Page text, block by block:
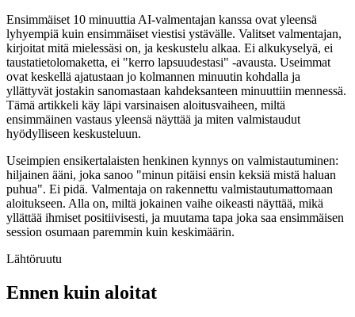
Ensimmäiset 10 minuuttia AI-valmentajan kanssa ovat yleensä
lyhyempiä kuin ensimmäiset viestisi ystävälle. Valitset valmentajan,
kirjoitat mitä mielessäsi on, ja keskustelu alkaa. Ei alkukyselyä, ei
taustatietolomaketta, ei "kerro lapsuudestasi" -avausta. Useimmat
ovat keskellä ajatustaan jo kolmannen minuutin kohdalla ja
yllättyvät jostakin sanomastaan kahdeksanteen minuuttiin mennessä.
Tämä artikkeli käy läpi varsinaisen aloitusvaiheen, miltä
ensimmäinen vastaus yleensä näyttää ja miten valmistaudut
hyödylliseen keskusteluun.
Useimpien ensikertalaisten henkinen kynnys on valmistautuminen:
hiljainen ääni, joka sanoo "minun pitäisi ensin keksiä mistä haluan
puhua". Ei pidä. Valmentaja on rakennettu valmistautumattomaan
aloitukseen. Alla on, miltä jokainen vaihe oikeasti näyttää, mikä
yllättää ihmiset positiivisesti, ja muutama tapa joka saa ensimmäisen
session osumaan paremmin kuin keskimäärin.
Lähtöruutu
Ennen kuin aloitat